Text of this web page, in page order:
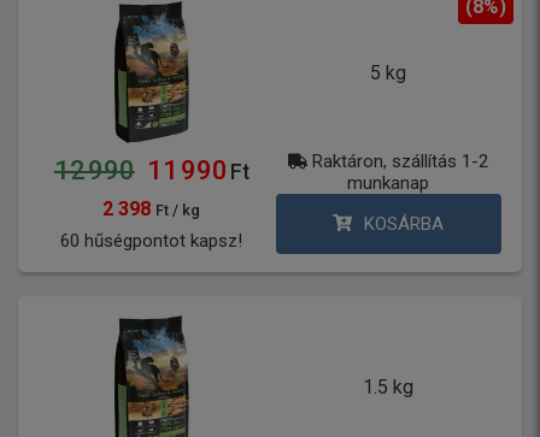
5 kg
(8%)
12 990 11 990 Ft
2 398 Ft / kg
60 hűségpontot kapsz!
Raktáron, szállítás 1-2
munkanap
KOSÁRBA
1.5 kg